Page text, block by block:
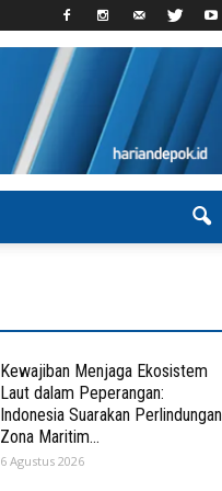
Kewajiban Menjaga Ekosistem
Laut dalam Peperangan:
Indonesia Suarakan Perlindungan
Zona Maritim...
6 Agustus 2026